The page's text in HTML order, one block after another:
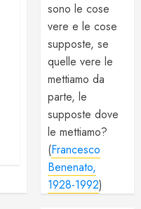
sono le cose
vere e le cose
supposte, se
quelle vere le
mettiamo da
parte, le
supposte dove
le mettiamo?
(Francesco
Benenato,
1928-1992)